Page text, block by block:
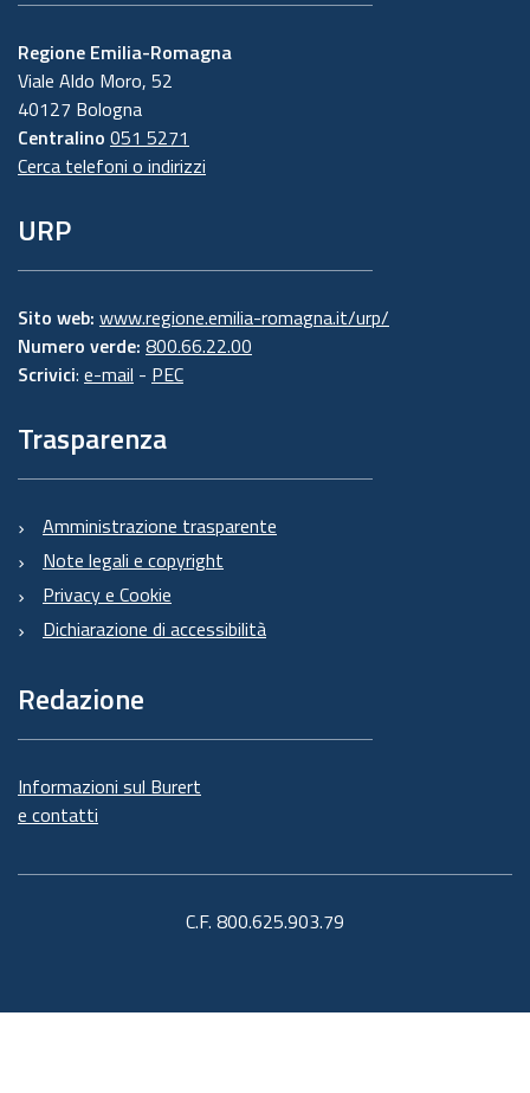
Regione Emilia-Romagna
Viale Aldo Moro, 52
40127 Bologna
Centralino 051 5271
Cerca telefoni o indirizzi
URP
Sito web: www.regione.emilia-romagna.it/urp/
Numero verde: 800.66.22.00
Scrivici: e-mail - PEC
Trasparenza
Amministrazione trasparente
Note legali e copyright
Privacy e Cookie
Dichiarazione di accessibilità
Redazione
Informazioni sul Burert
e contatti
C.F. 800.625.903.79